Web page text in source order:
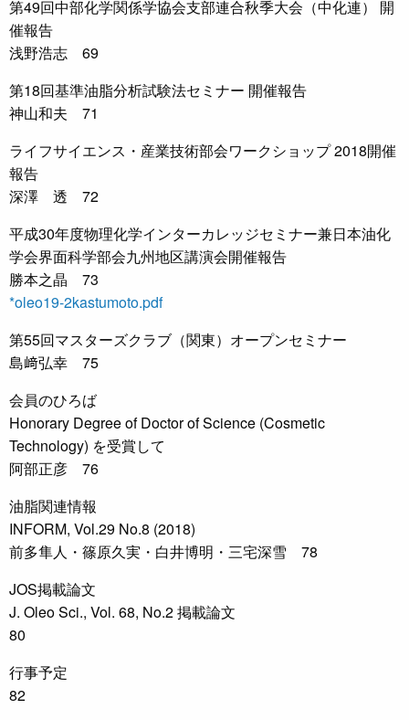
第49回中部化学関係学協会支部連合秋季大会（中化連） 開
催報告
浅野浩志 69
第18回基準油脂分析試験法セミナー 開催報告
神山和夫 71
ライフサイエンス・産業技術部会ワークショップ 2018開催
報告
深澤 透 72
平成30年度物理化学インターカレッジセミナー兼日本油化
学会界面科学部会九州地区講演会開催報告
勝本之晶 73
*oleo19-2kastumoto.pdf
第55回マスターズクラブ（関東）オープンセミナー
島﨑弘幸 75
会員のひろば
Honorary Degree of Doctor of Science (Cosmetic
Technology) を受賞して
阿部正彦 76
油脂関連情報
INFORM, Vol.29 No.8 (2018)
前多隼人・篠原久実・白井博明・三宅深雪 78
JOS掲載論文
J. Oleo Sci., Vol. 68, No.2 掲載論文
80
行事予定
82